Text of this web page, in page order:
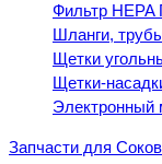
Фильтр
Шланги,
Щетки
Щетки-
Электронный
Запчасти для